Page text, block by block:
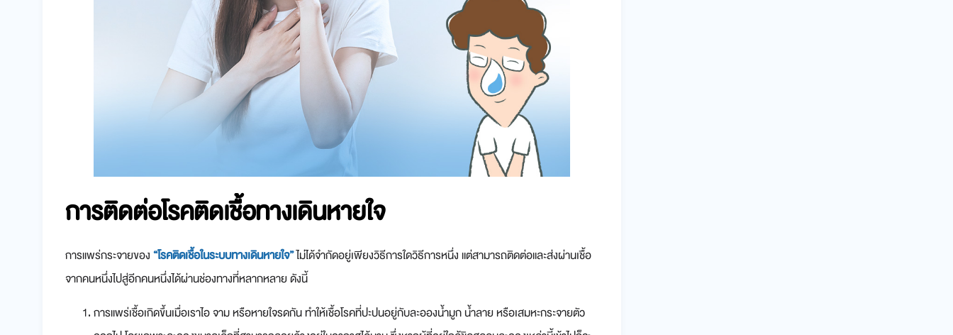
การติดต่อโรคติดเชื้อทางเดินหายใจ
การแพร่กระจายของ“โรคติดเชื้อในระบบทางเดินหายใจ”ไม่ได้จำกัดอยู่เพียงวิธีการใดวิธีการหนึ่ง แต่สามารถติดต่อและส่งผ่านเชื้อ
จากคนหนึ่งไปสู่อีกคนหนึ่งได้ผ่านช่องทางที่หลากหลาย ดังนี้
การแพร่เชื้อเกิดขึ้นเมื่อเราไอ จาม หรือหายใจรดกัน ทำให้เชื้อโรคที่ปะปนอยู่กับละอองน้ำมูก น้ำลาย หรือเสมหะกระจายตัว